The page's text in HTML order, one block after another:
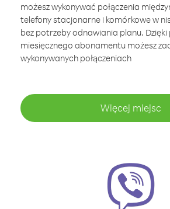
możesz wykonywać połączenia
telefony stacjonarne i komórkowe w
bez potrzeby odnawiania planu.
miesięcznego abonamentu możesz
wykonywanych połączeniach
Więcej miejsc